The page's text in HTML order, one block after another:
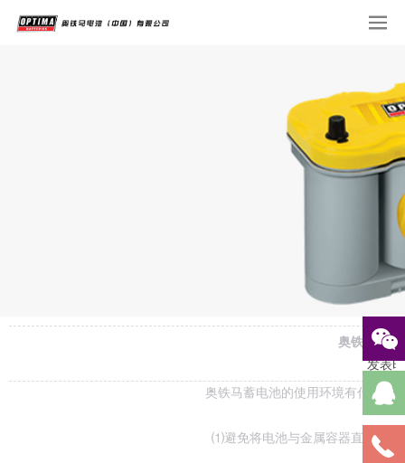
奥铁马蓄电
发表
奥铁马蓄电池的使用环境有什么要
⑴避免将电池与金属容器直接接触